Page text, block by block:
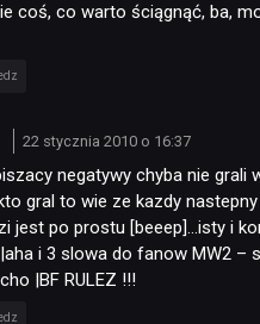
coś, co warto ściągnąć, ba,
22 stycznia 2010 o 16:37
negatywy chyba nie grali
gral to wie ze kazdy nastepny
jest po prostu [beeep]…isty i
i 3 slowa do fanow MW2 –
|BF RULEZ !!!